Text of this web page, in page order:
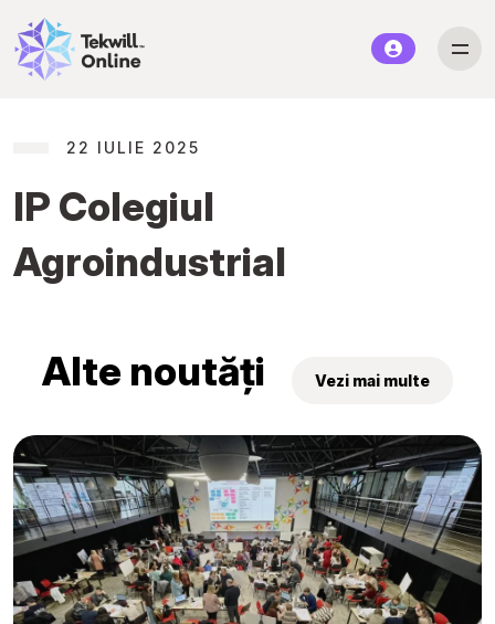
22 IULIE 2025
IP Colegiul
Agroindustrial
Alte noutăți Vezi mai multe